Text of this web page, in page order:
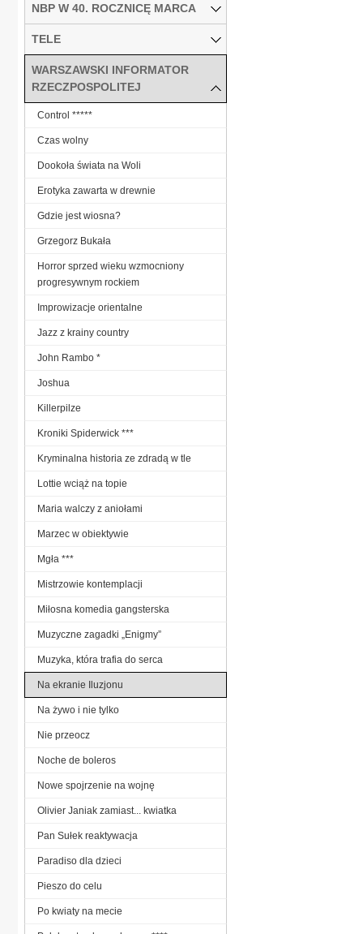
NBP W 40. ROCZNICĘ MARCA
TELE
WARSZAWSKI INFORMATOR
RZECZPOSPOLITEJ
Control *****
Czas wolny
Dookoła świata na Woli
Erotyka zawarta w drewnie
Gdzie jest wiosna?
Grzegorz Bukała
Horror sprzed wieku wzmocniony
progresywnym rockiem
Improwizacje orientalne
Jazz z krainy country
John Rambo *
Joshua
Killerpilze
Kroniki Spiderwick ***
Kryminalna historia ze zdradą w tle
Lottie wciąż na topie
Maria walczy z aniołami
Marzec w obiektywie
Mgła ***
Mistrzowie kontemplacji
Miłosna komedia gangsterska
Muzyczne zagadki „Enigmy”
Muzyka, która trafia do serca
Na ekranie Iluzjonu
Na żywo i nie tylko
Nie przeocz
Noche de boleros
Nowe spojrzenie na wojnę
Olivier Janiak zamiast... kwiatka
Pan Sułek reaktywacja
Paradiso dla dzieci
Pieszo do celu
Po kwiaty na mecie